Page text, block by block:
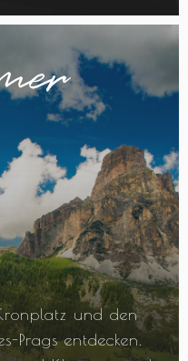
und den
Prags entdecken.